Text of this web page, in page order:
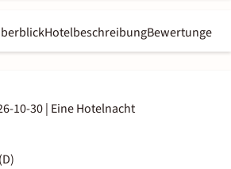
HotelbeschreibungBewertungen
10-30| Eine Hotelnacht